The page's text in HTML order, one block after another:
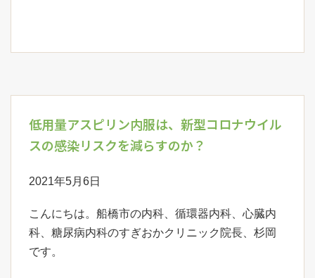
低用量アスピリン内服は、新型コロナウイル
スの感染リスクを減らすのか？
2021年5月6日
こんにちは。船橋市の内科、循環器内科、心臓内
科、糖尿病内科のすぎおかクリニック院長、杉岡
です。